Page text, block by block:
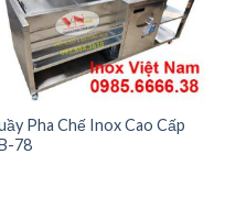
Pha Chế Inox Cao Cấp
78